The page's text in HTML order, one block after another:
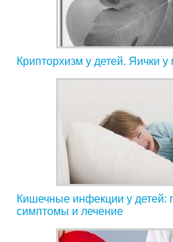
Крипторхизм у детей. Яички у
Кишечные инфекции у детей:
симптомы и лечение